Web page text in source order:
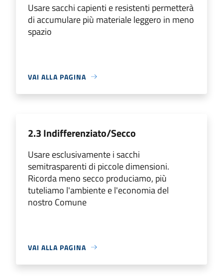
Usare sacchi capienti e resistenti permetterà
di accumulare più materiale leggero in meno
spazio
VAI ALLA PAGINA
2.3 Indifferenziato/Secco
Usare esclusivamente i sacchi
semitrasparenti di piccole dimensioni.
Ricorda meno secco produciamo, più
tuteliamo l'ambiente e l'economia del
nostro Comune
VAI ALLA PAGINA